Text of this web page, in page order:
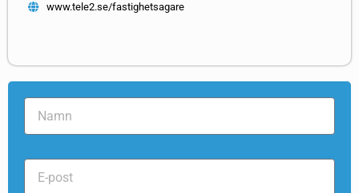
www.tele2.se/fastighetsagare